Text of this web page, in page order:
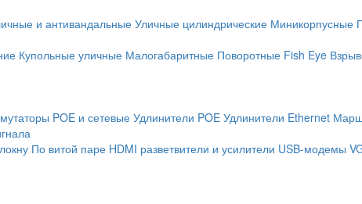
и антивандальные Уличные цилиндрические Миникорпусные
Купольные уличные Малогабаритные Поворотные Fish Eye
POE и сетевые Удлинители POE Удлинители Ethernet
По витой паре HDMI разветвители и усилители USB-модемы